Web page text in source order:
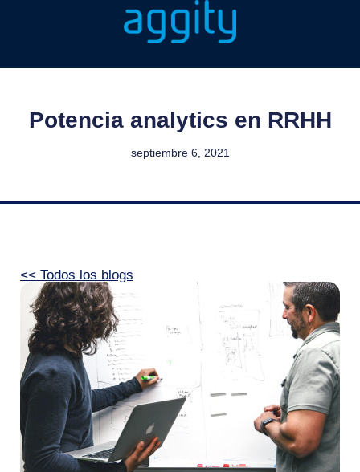
Potencia analytics en RRHH
septiembre 6, 2021
<< Todos los blogs